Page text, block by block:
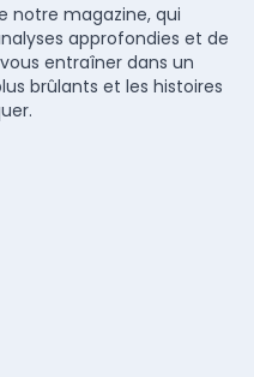
notre magazine, qui
approfondies et de
entraîner dans un
brûlants et les histoires